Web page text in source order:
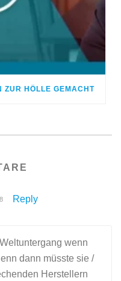
ZUR HÖLLE GEMACHT
Reply
wenn
dann müsste sie /
Herstellern